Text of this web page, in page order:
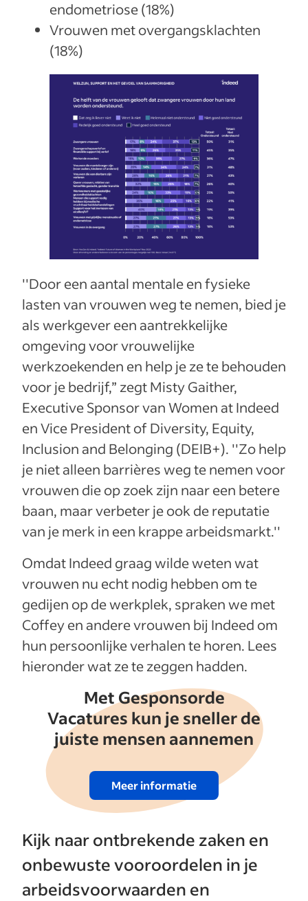
endometriose (18%)
Vrouwen met overgangsklachten
(18%)
''Door een aantal mentale en fysieke
lasten van vrouwen weg te nemen, bied je
als werkgever een aantrekkelijke
omgeving voor vrouwelijke
werkzoekenden en help je ze te behouden
voor je bedrijf,” zegt Misty Gaither,
Executive Sponsor van Women at Indeed
en Vice President of Diversity, Equity,
Inclusion and Belonging (DEIB+). ''Zo help
je niet alleen barrières weg te nemen voor
vrouwen die op zoek zijn naar een betere
baan, maar verbeter je ook de reputatie
van je merk in een krappe arbeidsmarkt.''
Omdat Indeed graag wilde weten wat
vrouwen nu echt nodig hebben om te
gedijen op de werkplek, spraken we met
Coffey en andere vrouwen bij Indeed om
hun persoonlijke verhalen te horen. Lees
hieronder wat ze te zeggen hadden.
Met Gesponsorde
Vacatures kun je sneller de
juiste mensen aannemen
Meer informatie
Kijk naar ontbrekende zaken en
onbewuste vooroordelen in je
arbeidsvoorwaarden en